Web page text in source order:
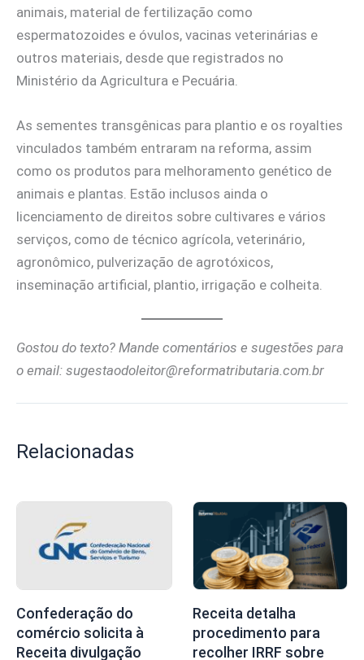
animais, material de fertilização como
espermatozoides e óvulos, vacinas veterinárias e
outros materiais, desde que registrados no
Ministério da Agricultura e Pecuária.
As sementes transgênicas para plantio e os royalties
vinculados também entraram na reforma, assim
como os produtos para melhoramento genético de
animais e plantas. Estão inclusos ainda o
licenciamento de direitos sobre cultivares e vários
serviços, como de técnico agrícola, veterinário,
agronômico, pulverização de agrotóxicos,
inseminação artificial, plantio, irrigação e colheita.
Gostou do texto? Mande comentários e sugestões para
o email: sugestaodoleitor@reformatributaria.com.br
Relacionadas
Confederação do
comércio solicita à
Receita divulgação
Receita detalha
procedimento para
recolher IRRF sobre